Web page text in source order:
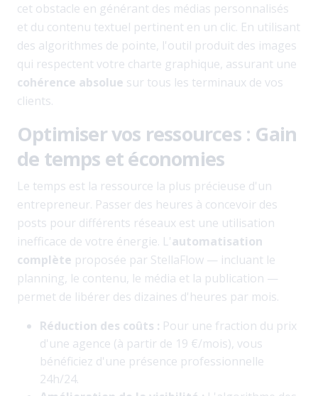
cet obstacle en générant des médias personnalisés
et du contenu textuel pertinent en un clic. En utilisant
des algorithmes de pointe, l'outil produit des images
qui respectent votre charte graphique, assurant une
cohérence absolue sur tous les terminaux de vos
clients.
Optimiser vos ressources : Gain
de temps et économies
Le temps est la ressource la plus précieuse d'un
entrepreneur. Passer des heures à concevoir des
posts pour différents réseaux est une utilisation
inefficace de votre énergie. L'automatisation
complète proposée par StellaFlow — incluant le
planning, le contenu, le média et la publication —
permet de libérer des dizaines d'heures par mois.
Réduction des coûts : Pour une fraction du prix
d'une agence (à partir de 19 €/mois), vous
bénéficiez d'une présence professionnelle
24h/24.